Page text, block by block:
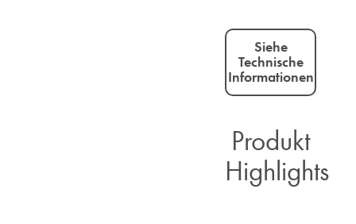
Siehe
Technische
Informationen
Produkt
Highlights​